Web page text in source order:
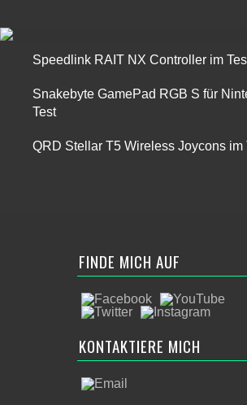
Speedlink RAIT NX Controller im
Snakebyte GamePad RGB S für
Test
QRD Stellar T5 Wireless Joycons im
FINDE MICH AUF
KONTAKTIERE MICH